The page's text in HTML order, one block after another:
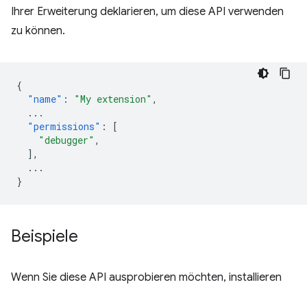
Ihrer Erweiterung deklarieren, um diese API verwenden
zu können.
{
"name" : "My extension" ,
...
"permissions" :
[
"debugger" ,
],
...
}
Beispiele
Wenn Sie diese API ausprobieren möchten, installieren